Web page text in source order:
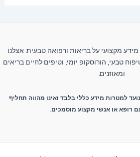
מקצועי על בריאות ורפואה טבעית. אצלנו
טבעי, הורוסקופ יומי, וטיפים לחיים בריאים
ומאוזנים.
למטרות מידע כללי בלבד ואינו מהווה תחליף
רופא או אנשי מקצוע מוסמכים.